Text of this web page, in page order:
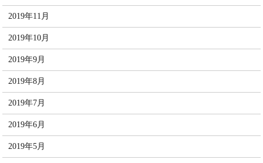
2019年11月
2019年10月
2019年9月
2019年8月
2019年7月
2019年6月
2019年5月